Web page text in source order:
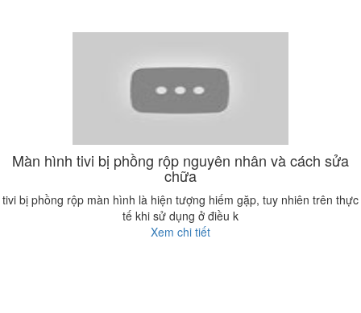
Màn hình tivi bị phồng rộp nguyên nhân và cách sửa
chữa
tivi bị phồng rộp màn hình là hiện tượng hiếm gặp, tuy nhiên trên thực
tế khi sử dụng ở điều k
Xem chi tiết